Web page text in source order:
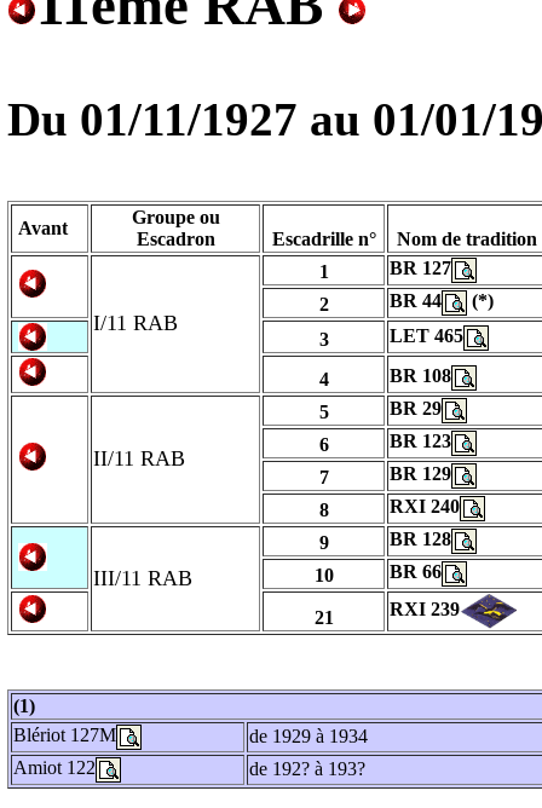
Du 01/11/1927 au 01/01/
Avant
Groupe ou
Escadron
Escadrille n° Nom de tradition
I/11 RAB
1
BR 127
2
BR 44
(*)
3
LET 465
4 BR 108
II/11 RAB
5
BR 29
6
BR 123
7
BR 129
8
RXI 240
III/11 RAB
9
BR 128
10
BR 66
21 RXI 239
(1)
Blériot 127M
de 1929 à 1934
Amiot 122
de 192? à 193?